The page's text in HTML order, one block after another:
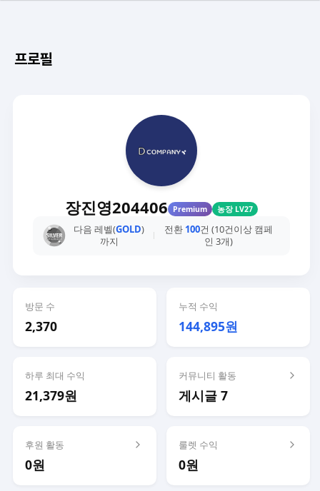
프로필
장진영204406 Premium 농장 LV27
다음 레벨(GOLD)
까지
전환 100건 (10건이상 캠페
인 3개)
방문 수
2,370
누적 수익
144,895원
하루 최대 수익
21,379원
커뮤니티 활동
게시글 7
후원 활동
0원
룰렛 수익
0원